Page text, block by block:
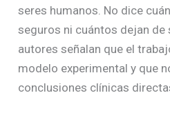
seres humanos. No dice
seguros ni cuántos dejan de
autores señalan que el
modelo experimental y que
conclusiones clínicas